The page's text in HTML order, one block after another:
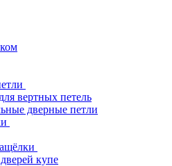
вертных петель
дверные петли
купе